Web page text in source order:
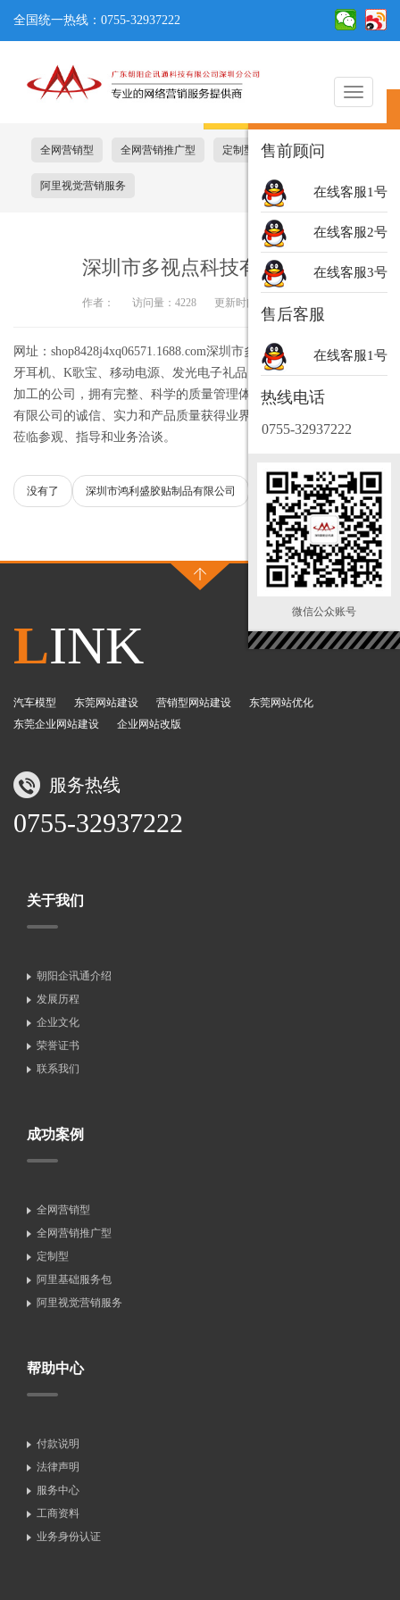
全国统一热线：0755-32937222
切
全网营销型 全网营销推广型 定制型 阿里基础服务包
阿里视觉营销服务
深圳市多视点科技有限公司
作者： 访问量：4228 更新时间：2019-02-27
网址：shop8428j4xq06571.1688.com深圳市多视点科技有限公司是蓝
牙耳机、K歌宝、移动电源、发光电子礼品、喷雾仪等产品专业生产
加工的公司，拥有完整、科学的质量管理体系。深圳市多视点科技
有限公司的诚信、实力和产品质量获得业界的认可。欢迎各界朋友
莅临参观、指导和业务洽谈。
没有了 深圳市鸿利盛胶贴制品有限公司
LINK
汽车模型 东莞网站建设 营销型网站建设
东莞网站优化
东莞企业网站建设
企业网站改版
服务热线
0755-32937222
关于我们
朝阳企讯通介绍
发展历程
企业文化
荣誉证书
联系我们
成功案例
全网营销型
全网营销推广型
定制型
阿里基础服务包
阿里视觉营销服务
帮助中心
付款说明
法律声明
服务中心
工商资料
业务身份认证
售前顾问
在线客服1号
在线客服2号
在线客服3号
售后客服
在线客服1号
热线电话
0755-32937222
微信公众账号